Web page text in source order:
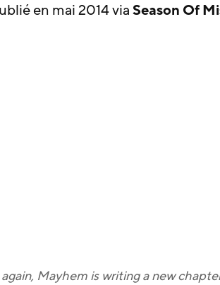
en mai 2014 viaSeason Of
Mayhem is writing a new